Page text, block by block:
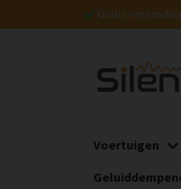
Gratis
Voertuigen